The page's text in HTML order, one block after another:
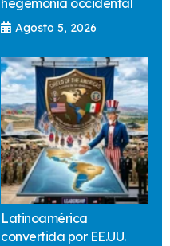
hegemonía occidental
Agosto 5, 2026
Latinoamérica
convertida por EE.UU.